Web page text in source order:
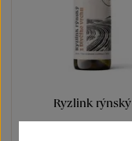
Ryzlink rýnský